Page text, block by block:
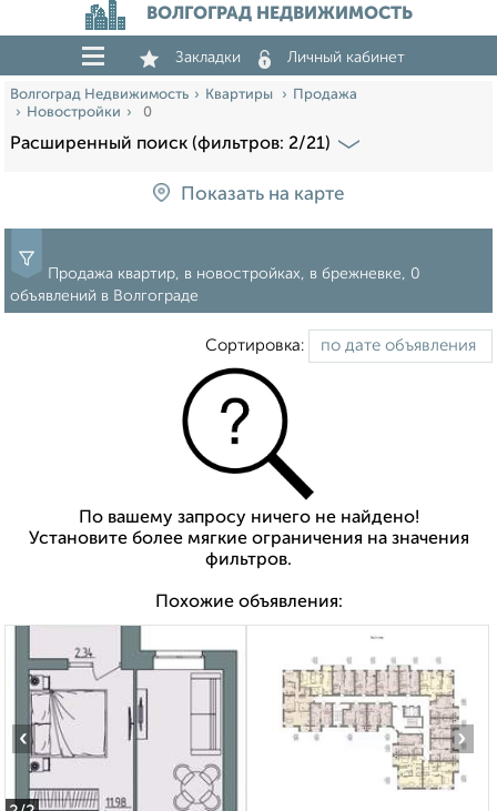
ВОЛГОГРАД НЕДВИЖИМОСТЬ
Закладки Личный кабинет
Волгоград Недвижимость Квартиры
Продажа
Новостройки
0
Расширенный поиск (фильтров: 2/21)
Показать на карте
Продажа квартир, в новостройках, в брежневке, 0
объявлений в Волгограде
Сортировка:
По вашему запросу ничего не найдено!
Установите более мягкие ограничения на значения
фильтров.
Похожие объявления:
‹ ›